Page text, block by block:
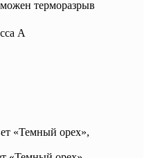
терморазрыв
А
«Темный орех»,